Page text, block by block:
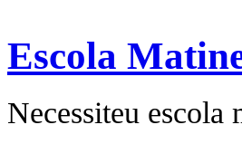
Escola
Necessiteu escola